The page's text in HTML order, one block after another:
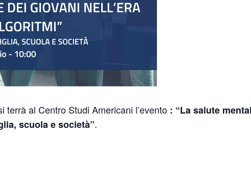
terrà al Centro Studi Americani l’evento : “La salute
scuola e società”.